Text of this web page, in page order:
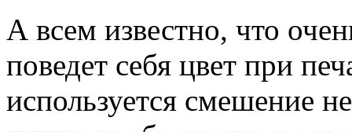
А всем известно, что
поведет себя цвет при
используется смешение